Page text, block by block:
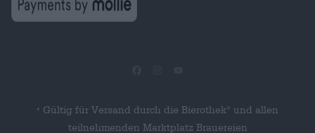
* Gültig für Versand durch die Bierothek ®
und allen
teilnehmenden Marktplatz Brauereien